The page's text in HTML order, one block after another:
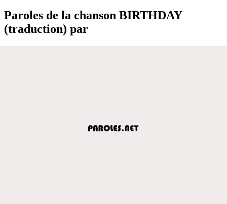
Paroles de la chanson BIRTHDAY
(traduction) par